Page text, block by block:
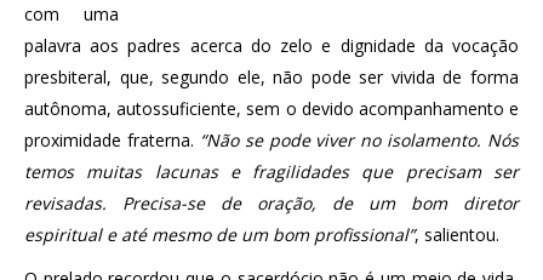
com uma
palavra aos padres acerca do zelo e dignidade da vocação
presbiteral, que, segundo ele, não pode ser vivida de forma
autônoma, autossuficiente, sem o devido acompanhamento e
proximidade fraterna. “Não se pode viver no isolamento. Nós
temos muitas lacunas e fragilidades que precisam ser
revisadas. Precisa-se de oração, de um bom diretor
espiritual e até mesmo de um bom profissional”, salientou.